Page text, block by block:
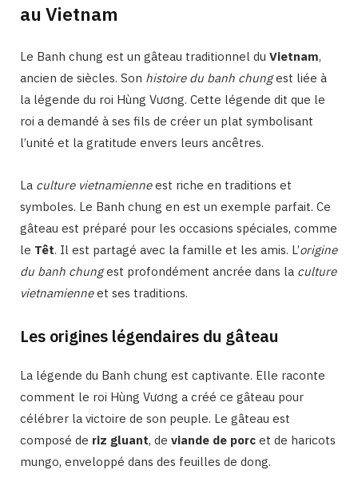
au Vietnam
Le Banh chung est un gâteau traditionnel du Vietnam,
ancien de siècles. Son histoire du banh chungest liée à
la légende du roi Hùng Vương. Cette légende dit que le
roi a demandé à ses fils de créer un plat symbolisant
l’unité et la gratitude envers leurs ancêtres.
La culture vietnamienneest riche en traditions et
symboles. Le Banh chung en est un exemple parfait. Ce
gâteau est préparé pour les occasions spéciales, comme
le Têt. Il est partagé avec la famille et les amis. L’origine
du banh chungest profondément ancrée dans la culture
vietnamienneet ses traditions.
Les origines légendaires du gâteau
La légende du Banh chung est captivante. Elle raconte
comment le roi Hùng Vương a créé ce gâteau pour
célébrer la victoire de son peuple. Le gâteau est
composé de riz gluant, de viande de porc et de haricots
mungo, enveloppé dans des feuilles de dong.